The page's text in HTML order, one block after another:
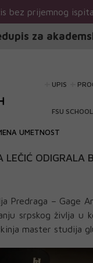
ispita -
za
UPIS
FSU
UMETNOST
ODIGRALA
Predraga – Gage
srpskog življa u
master studija